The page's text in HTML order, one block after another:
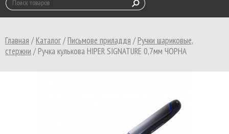
Главная /Каталог/Письмове приладдя /Ручки шариковые,
стержни /Ручка кулькова HIPER SIGNATURE 0,7мм ЧОРНА